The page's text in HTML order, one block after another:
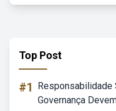
Top Post
#1
Responsabilidade
Governança